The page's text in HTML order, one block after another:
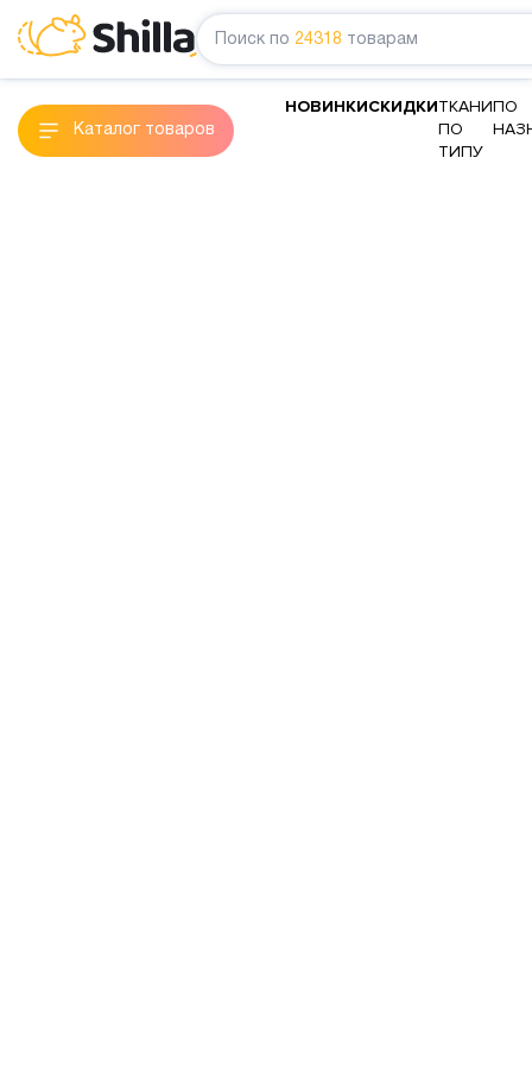
Поиск по 24318 товарам
Каталог товаров
НОВИНКИСКИДКИТКАНИ
ПО
ТИПУ
ПО